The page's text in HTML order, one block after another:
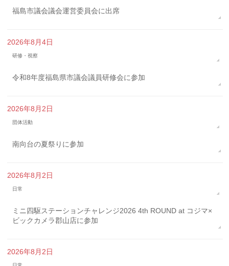
福島市議会議会運営委員会に出席
2026年8月4日
研修・視察
令和8年度福島県市議会議員研修会に参加
2026年8月2日
団体活動
南向台の夏祭りに参加
2026年8月2日
日常
ミニ四駆ステーションチャレンジ2026 4th ROUND at コジマ×
ビックカメラ郡山店に参加
2026年8月2日